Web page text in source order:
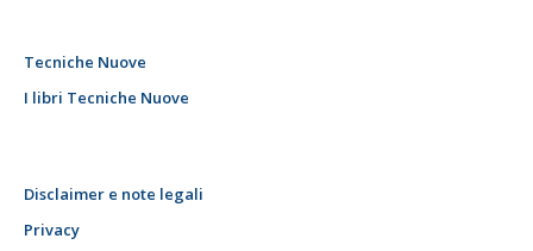
Tecniche Nuove
I libri Tecniche Nuove
Disclaimer e note legali
Privacy